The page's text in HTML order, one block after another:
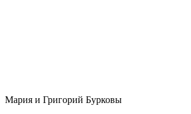
Мария и Григорий Бурковы